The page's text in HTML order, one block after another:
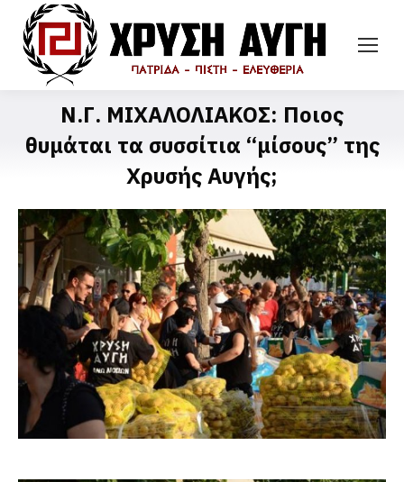
Ν.Γ. ΜΙΧΑΛΟΛΙΑΚΟΣ: Ποιος
θυμάται τα συσσίτια “μίσους” της
Χρυσής Αυγής;